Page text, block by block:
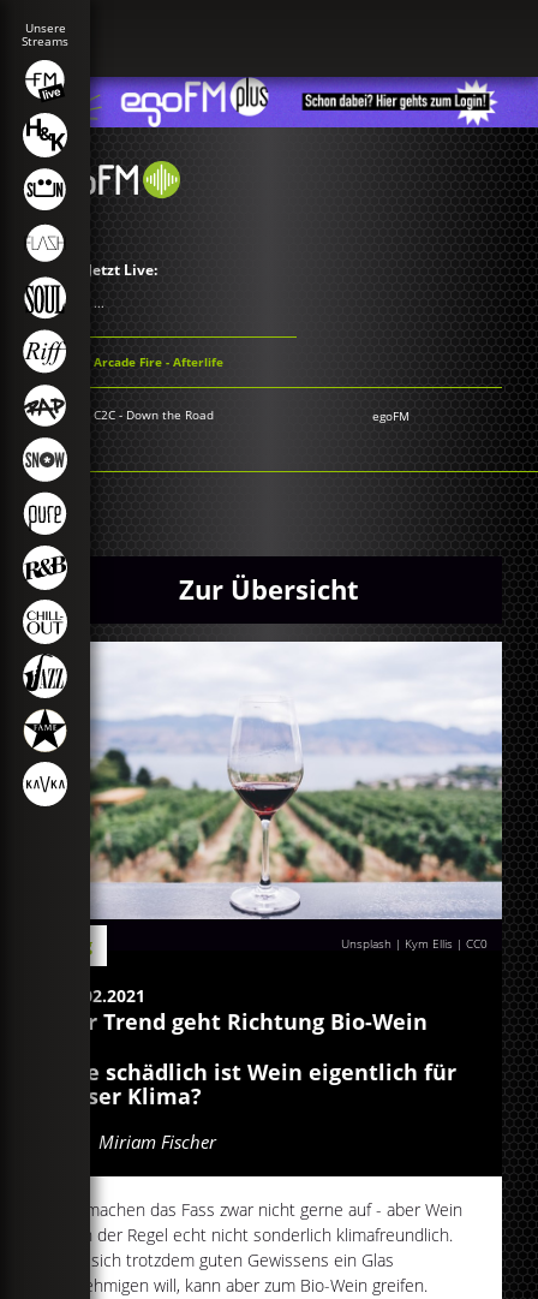
Jetzt Live:
...
Arcade Fire - Afterlife
C2C - Down the Road egoFM
Zur Übersicht
Unsplash | Kym Ellis |CC0
Blog
12.02.2021
Der Trend geht Richtung Bio-Wein
Wie schädlich ist Wein eigentlich für
unser Klima?
Miriam Fischer
Wir machen das Fass zwar nicht gerne auf - aber Wein
ist in der Regel echt nicht sonderlich klimafreundlich.
Wer sich trotzdem guten Gewissens ein Glas
genehmigen will, kann aber zum Bio-Wein greifen.